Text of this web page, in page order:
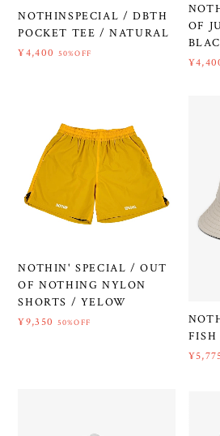
NOTHINSPECIAL / DBTH
POCKET TEE / NATURAL
¥4,400 50%OFF
OF
NOTHIN' SPECIAL / OUT
OF NOTHING NYLON
SHORTS / YELOW
¥9,350 50%OFF
FISH